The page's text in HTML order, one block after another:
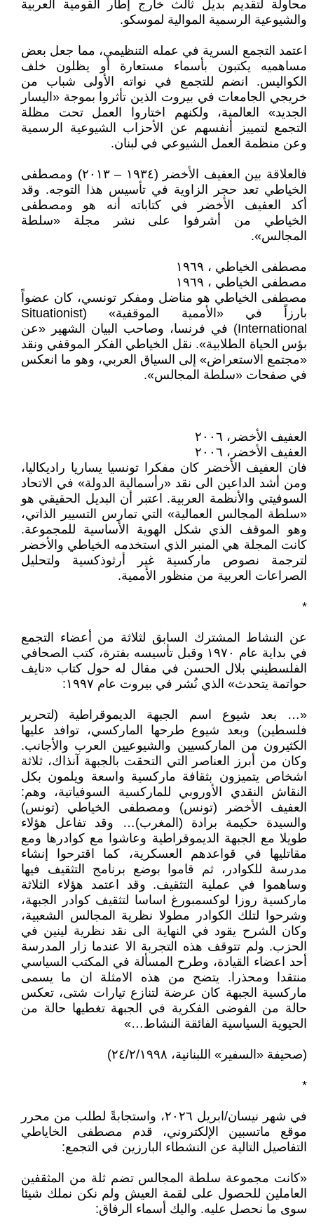
محاولة لتقديم بديل ثالث خارج إطار القومية العربية
والشيوعية الرسمية الموالية لموسكو.
اعتمد التجمع السرية في عمله التنظيمي، مما جعل بعض
مساهميه يكتبون بأسماء مستعارة أو يظلون خلف
الكواليس. انضم للتجمع في نواته الأولى شباب من
خريجي الجامعات في بيروت الذين تأثروا بموجة «اليسار
الجديد» العالمية، ولكنهم اختاروا العمل تحت مظلة
التجمع لتمييز أنفسهم عن الأحزاب الشيوعية الرسمية
وعن منظمة العمل الشيوعي في لبنان.
فالعلاقة بين العفيف الأخضر (١٩٣٤ – ۲٠١٣) ومصطفى
الخياطي تعد حجر الزاوية في تأسيس هذا التوجه. وقد
أكد العفيف الأخضر في كتاباته أنه هو ومصطفى
الخياطي من أشرفوا على نشر مجلة «سلطة
المجالس».
مصطفى الخياطي ، ١٩٦٩
مصطفى الخياطي ، ١٩٦٩
مصطفى الخياطي هو مناضل ومفكر تونسي، كان عضواً
بارزاً في «الأممية الموقفية» (Situationist
International) في فرنسا، وصاحب البيان الشهير «عن
بؤس الحياة الطلابية». نقل الخياطي الفكر الموقفي ونقد
«مجتمع الاستعراض» إلى السياق العربي، وهو ما انعكس
في صفحات «سلطة المجالس».
العفيف الأخضر، ۲٠٠٦
العفيف الأخضر، ۲٠٠٦
فان العفيف الأخضر كان مفكرا تونسيا يساريا راديكاليا،
ومن أشد الداعين الى نقد «رأسمالية الدولة» في الاتحاد
السوفيتي والأنظمة العربية. اعتبر أن البديل الحقيقي هو
«سلطة المجالس العمالية» التي تمارس التسيير الذاتي،
وهو الموقف الذي شكل الهوية الأساسية للمجموعة.
كانت المجلة هي المنبر الذي استخدمه الخياطي والأخضر
لترجمة نصوص ماركسية غير أرثوذكسية ولتحليل
الصراعات العربية من منظور الأممية.
*
عن النشاط المشترك السابق لثلاثة من أعضاء التجمع
في بداية عام ١٩٧٠ وقبل تأسيسه بفترة، كتب الصحافي
الفلسطيني بلال الحسن في مقال له حول كتاب «نايف
حواتمة يتحدث» الذي نُشر في بيروت عام ١٩٩٧:
«… بعد شيوع اسم الجبهة الديموقراطية (لتحرير
فلسطين) وبعد شيوع طرحها الماركسي، توافد عليها
الكثيرون من الماركسيين والشيوعيين العرب والأجانب.
وكان من أبرز العناصر التي التحقت بالجبهة آنذاك، ثلاثة
اشخاص يتميزون بثقافة ماركسية واسعة ويلمون بكل
النقاش النقدي الأوروبي للماركسية السوفياتية، وهم:
العفيف الأخضر (تونس) ومصطفى الخياطي (تونس)
والسيدة حكيمة برادة (المغرب)… وقد تفاعل هؤلاء
طويلا مع الجبهة الديموقراطية وعاشوا مع كوادرها ومع
مقاتليها في قواعدهم العسكرية، كما اقترحوا إنشاء
مدرسة للكوادر، ثم قاموا بوضع برنامج التثقيف فيها
وساهموا في عملية التثقيف. وقد اعتمد هؤلاء الثلاثة
ماركسية روزا لوكسمبورغ اساسا لتثقيف كوادر الجبهة،
وشرحوا لتلك الكوادر مطولا نظرية المجالس الشعبية،
وكان الشرح يقود في النهاية الى نقد نظرية لينين في
الحزب. ولم تتوقف هذه التجربة الا عندما زار المدرسة
أحد اعضاء القيادة، وطرح المسألة في المكتب السياسي
منتقدا ومحذرا. يتضح من هذه الامثلة ان ما يسمى
ماركسية الجبهة كان عرضة لتنازع تيارات شتى، تعكس
حالة من الفوضى الفكرية في الجبهة تغطيها حالة من
الحيوية السياسية الفائقة النشاط…»
(صحيفة «السفير» اللبنانية، ۲٤/۲/١٩٩٨)
*
في شهر نيسان/ابريل ۲٠۲٦، واستجابةً لطلب من محرر
موقع ماتسبين الإلكتروني، قدم مصطفى الخاياطي
التفاصيل التالية عن النشطاء البارزين في التجمع:
«كانت مجموعة سلطة المجالس تضم ثلة من المثقفين
العاملين للحصول على لقمة العيش ولم نكن نملك شيئا
سوى ما نحصل عليه. واليك أسماء الرفاق: